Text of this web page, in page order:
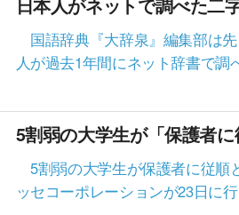
日本人がネットで調べた二
国語辞典『大辞泉』編集部は
人が過去1年間にネット辞書で調
5割弱の大学生が「保護者に
5割弱の大学生が保護者に従順
ッセコーポレーションが23日に